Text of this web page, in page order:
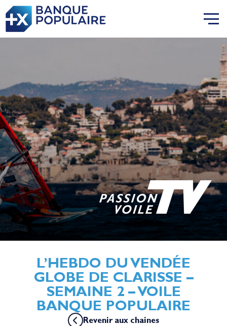
L’HEBDO DU VENDÉE
GLOBE DE CLARISSE –
SEMAINE 2 – VOILE
BANQUE POPULAIRE
Revenir aux chaines